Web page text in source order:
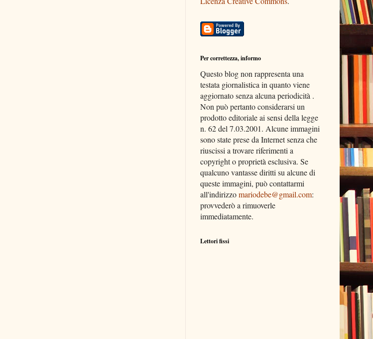
Per correttezza, informo
Questo blog non rappresenta una
testata giornalistica in quanto viene
aggiornato senza alcuna periodicità .
Non può pertanto considerarsi un
prodotto editoriale ai sensi della legge
n. 62 del 7.03.2001. Alcune immagini
sono state prese da Internet senza che
riuscissi a trovare riferimenti a
copyright o proprietà esclusiva. Se
qualcuno vantasse diritti su alcune di
queste immagini, può contattarmi
all'indirizzomariodebe@gmail.com:
provvederò a rimuoverle
immediatamente.
Lettori fissi